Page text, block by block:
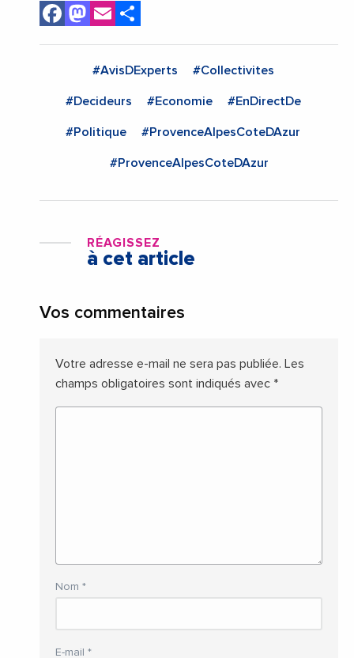
Facebook
Mastodon
Email
#AvisDExperts #Collectivites
#Decideurs #Economie #EnDirectDe
#Politique #ProvenceAlpesCoteDAzur
#ProvenceAlpesCoteDAzur
RÉAGISSEZ
à cet article
Vos commentaires
Votre adresse e-mail ne sera pas publiée. Les
champs obligatoires sont indiqués avec *
Nom *
E-mail *